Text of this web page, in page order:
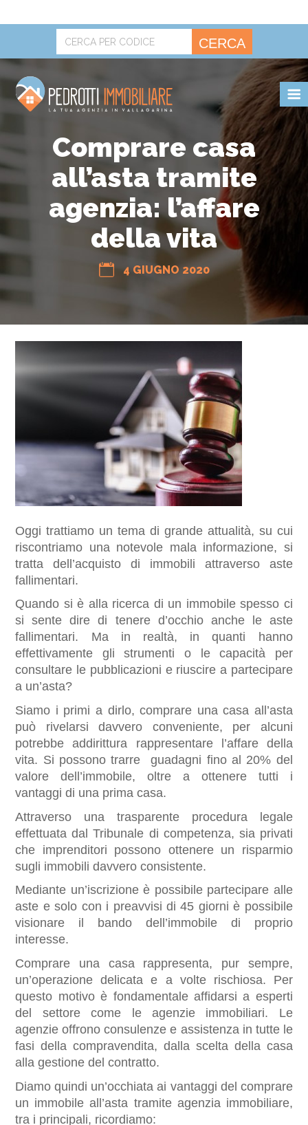
OK
CERCA
Comprare casa
all’asta tramite
agenzia: l’affare
della vita
4 GIUGNO 2020
Oggi trattiamo un tema di grande attualità, su cui
riscontriamo una notevole mala informazione, si
tratta dell’acquisto di immobili attraverso aste
fallimentari.
Quando si è alla ricerca di un immobile spesso ci
si sente dire di tenere d’occhio anche le aste
fallimentari. Ma in realtà, in quanti hanno
effettivamente gli strumenti o le capacità per
consultare le pubblicazioni e riuscire a partecipare
a un’asta?
Siamo i primi a dirlo, comprare una casa all’asta
può rivelarsi davvero conveniente, per alcuni
potrebbe addirittura rappresentare l’affare della
vita. Si possono trarre  guadagni fino al 20% del
valore dell’immobile, oltre a ottenere tutti i
vantaggi di una prima casa.
Attraverso una trasparente procedura legale
effettuata dal Tribunale di competenza, sia privati
che imprenditori possono ottenere un risparmio
sugli immobili davvero consistente.
Mediante un’iscrizione è possibile partecipare alle
aste e solo con i preavvisi di 45 giorni è possibile
visionare il bando dell’immobile di proprio
interesse.
Comprare una casa rappresenta, pur sempre,
un’operazione delicata e a volte rischiosa. Per
questo motivo è fondamentale affidarsi a esperti
del settore come le agenzie immobiliari. Le
agenzie offrono consulenze e assistenza in tutte le
fasi della compravendita, dalla scelta della casa
alla gestione del contratto.
Diamo quindi un’occhiata ai vantaggi del comprare
un immobile all’asta tramite agenzia immobiliare,
tra i principali, ricordiamo: